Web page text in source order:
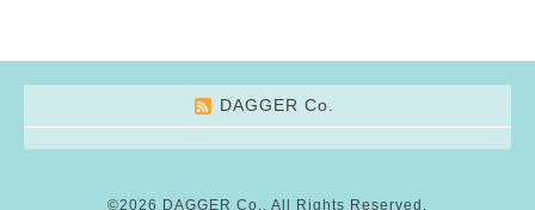
DAGGER Co.
©2026 DAGGER Co.. All Rights Reserved.